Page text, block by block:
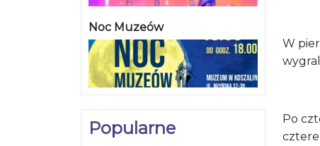
Noc Muzeów
Popularne
W
Po